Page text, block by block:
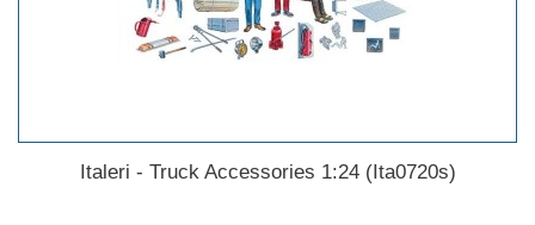
Italeri - Truck Accessories 1:24 (Ita0720s)